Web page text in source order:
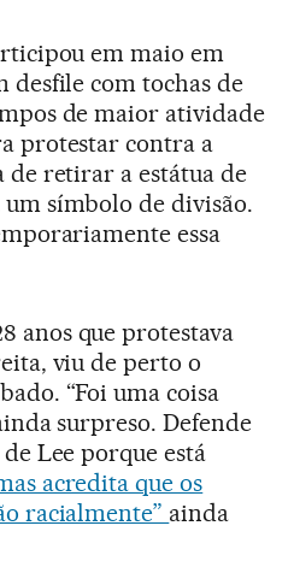
em maio em
desfile com tochas de
de maior atividade
protestar contra a
de retirar a estátua de
símbolo de divisão.
essa
anos que protestava
viu de perto o
“Foi uma coisa
surpreso. Defende
Lee porque está
acredita que os
racialmente” ainda